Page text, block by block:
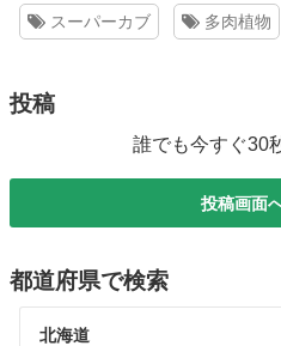
スーパーカブ 多肉植物
投稿
誰でも今すぐ30
投稿画面
都道府県で検索
北海道